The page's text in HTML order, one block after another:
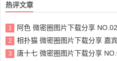
热评文章
1 阿色 微密圈图片下载分享 NO.028期 【
2 相扑猫 微密圈图片下载分享 嘉宾贴 NO.023
3 唐十七 微密圈图片下载分享 NO.020期